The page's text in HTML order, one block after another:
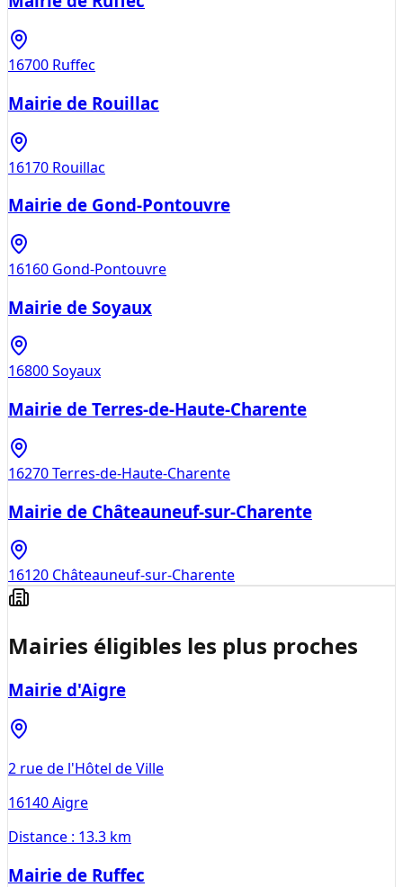
16700 Ruffec
Mairie de Rouillac
16170 Rouillac
Mairie de Gond-Pontouvre
16160 Gond-Pontouvre
Mairie de Soyaux
16800Soyaux
Mairie de Terres-de-Haute-Charente
16270Terres-de-Haute-Charente
Mairie de Châteauneuf-sur-Charente
16120 Châteauneuf-sur-Charente
Mairies éligibles les plus proches
Mairie d'Aigre
2 rue de l'Hôtel de Ville
16140Aigre
Distance : 13.3 km
Mairie de Ruffec